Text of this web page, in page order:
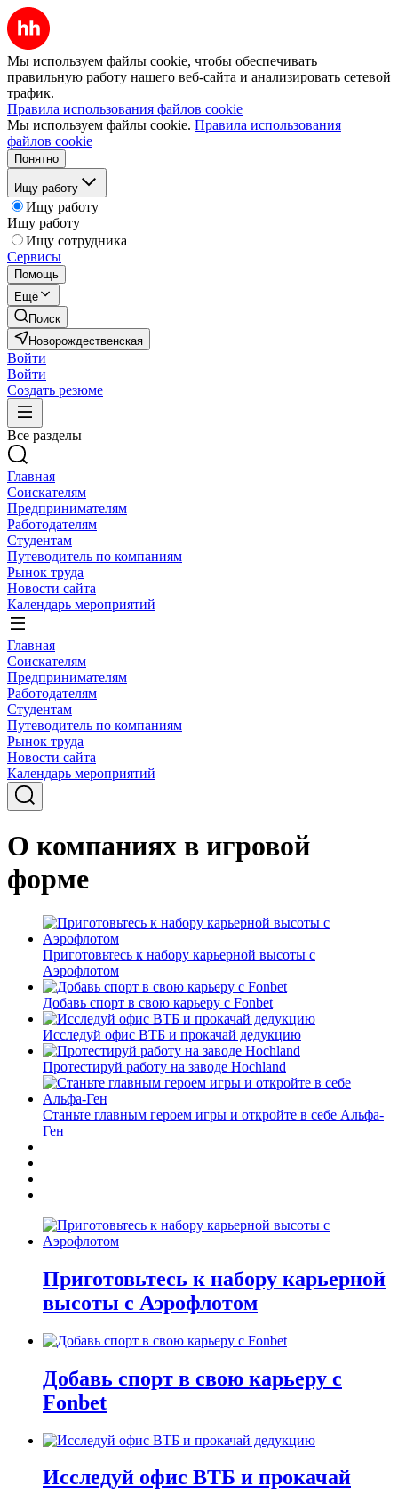
Мы используем файлы cookie, чтобы обеспечивать
правильную работу нашего веб-сайта и анализировать сетевой
трафик.
Правила использования файлов cookie
Мы используем файлы cookie. Правила использования
файлов cookie
Понятно
Ищу работу
Ищу работу
Ищу работу
Ищу сотрудника
Сервисы
Помощь
Ещё
Поиск
Новорождественская
Войти
Войти
Создать резюме
Все разделы
Главная
Соискателям
Предпринимателям
Работодателям
Студентам
Путеводитель по компаниям
Рынок труда
Новости сайта
Календарь мероприятий
Главная
Соискателям
Предпринимателям
Работодателям
Студентам
Путеводитель по компаниям
Рынок труда
Новости сайта
Календарь мероприятий
О компаниях в игровой
форме
Приготовьтесь к набору карьерной высоты с
Аэрофлотом
Добавь спорт в свою карьеру с Fonbet
Исследуй офис ВТБ и прокачай дедукцию
Протестируй работу на заводе Hochland
Станьте главным героем игры и откройте в себе Альфа-
Ген
Приготовьтесь к набору карьерной
высоты с Аэрофлотом
Добавь спорт в свою карьеру с
Fonbet
Исследуй офис ВТБ и прокачай